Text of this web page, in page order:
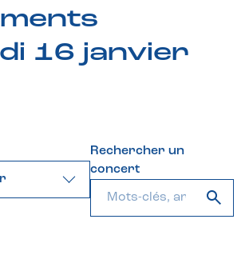
16 janvier
Rechercher un
concert